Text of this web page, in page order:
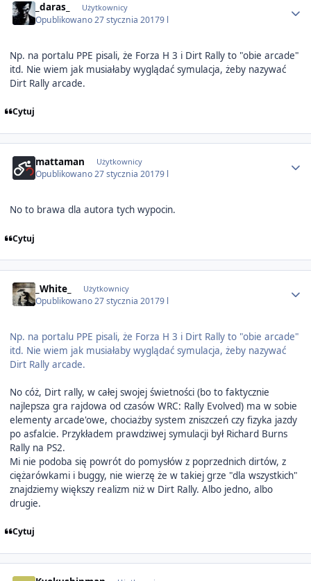
_daras_ Użytkownicy
Opublikowano27 stycznia 20179 l
Np. na portalu PPE pisali, że Forza H 3 i Dirt Rally to "obie arcade"
itd. Nie wiem jak musiałaby wyglądać symulacja, żeby nazywać
Dirt Rally arcade.
Cytuj
mattaman Użytkownicy
Opublikowano27 stycznia 20179 l
No to brawa dla autora tych wypocin.
Cytuj
_White_ Użytkownicy
Opublikowano27 stycznia 20179 l
Np. na portalu PPE pisali, że Forza H 3 i Dirt Rally to "obie arcade"
itd. Nie wiem jak musiałaby wyglądać symulacja, żeby nazywać
Dirt Rally arcade.
No cóż, Dirt rally, w całej swojej świetności (bo to faktycznie
najlepsza gra rajdowa od czasów WRC: Rally Evolved) ma w sobie
elementy arcade'owe, chociażby system zniszczeń czy fizyka jazdy
po asfalcie. Przykładem prawdziwej symulacji był Richard Burns
Rally na PS2.
Mi nie podoba się powrót do pomysłów z poprzednich dirtów, z
ciężarówkami i buggy, nie wierzę że w takiej grze "dla wszystkich"
znajdziemy większy realizm niż w Dirt Rally. Albo jedno, albo
drugie.
Cytuj